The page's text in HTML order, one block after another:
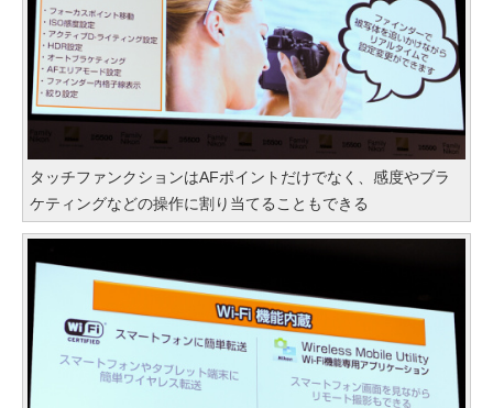
タッチファンクションはAFポイントだけでなく、感度やブラ
ケティングなどの操作に割り当てることもできる